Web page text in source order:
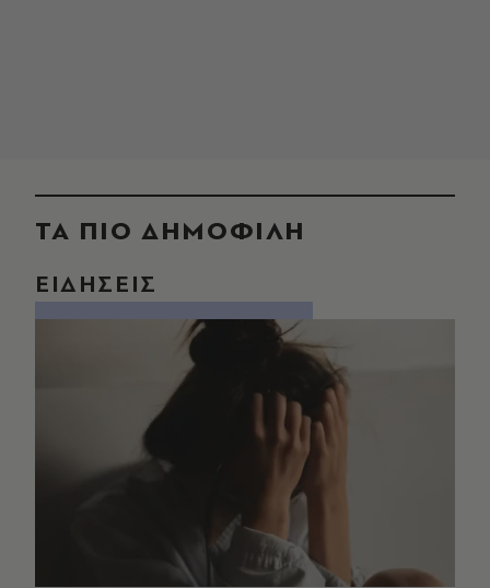
ΤΑ ΠΙΟ ΔΗΜΟΦΙΛΗ
ΕΙΔΗΣΕΙΣ